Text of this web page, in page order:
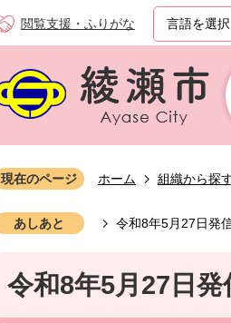
閲覧支援・ふりがな
現在のページ ホーム 組織から探
あしあと 令和8年5月27日発
令和8年5月27日発